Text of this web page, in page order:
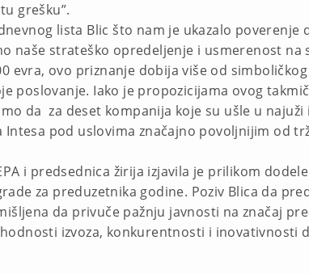
grešku”.
lista Blic što nam je ukazalo poverenje
naše strateško opredeljenje i usmerenost na
evra, ovo priznanje dobija više od
poslovanje. Iako je propozicijama ovog
da za deset kompanija koje su ušle u najuži
pod uslovima značajno povoljnijim od
i predsednica žirija izjavila je prilikom
za preduzetnika godine. Poziv Blica da
da privuče pažnju javnosti na značaj
izvoza, konkurentnosti i inovativnosti